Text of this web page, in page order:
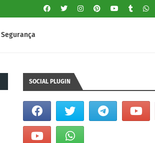
Segurança
SOCIAL PLUGIN